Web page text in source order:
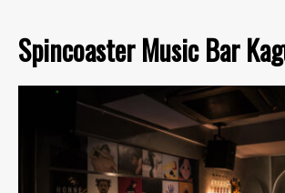
Spincoaster Music Bar